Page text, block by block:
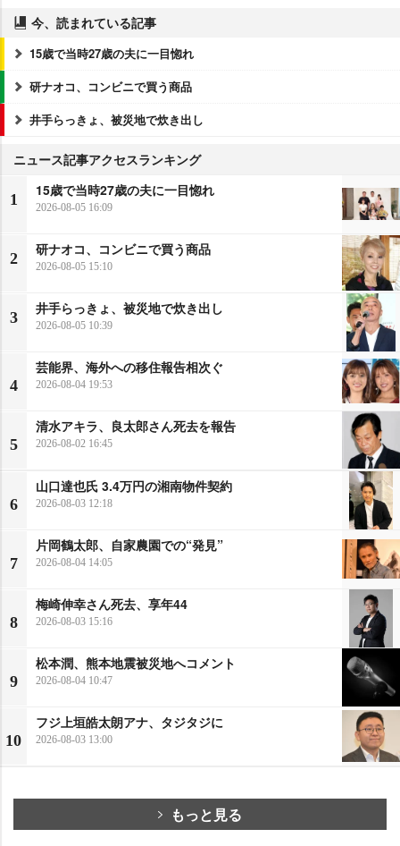
今、読まれている記事
15歳で当時27歳の夫に一目惚れ
研ナオコ、コンビニで買う商品
井手らっきょ、被災地で炊き出し
ニュース記事アクセスランキング
1
15歳で当時27歳の夫に一目惚れ
2026-08-05 16:09
2
研ナオコ、コンビニで買う商品
2026-08-05 15:10
3
井手らっきょ、被災地で炊き出し
2026-08-05 10:39
4
芸能界、海外への移住報告相次ぐ
2026-08-04 19:53
5
清水アキラ、良太郎さん死去を報告
2026-08-02 16:45
6
山口達也氏 3.4万円の湘南物件契約
2026-08-03 12:18
7
片岡鶴太郎、自家農園での“発見”
2026-08-04 14:05
8
梅崎伸幸さん死去、享年44
2026-08-03 15:16
9
松本潤、熊本地震被災地へコメント
2026-08-04 10:47
10
フジ上垣皓太朗アナ、タジタジに
2026-08-03 13:00
もっと見る